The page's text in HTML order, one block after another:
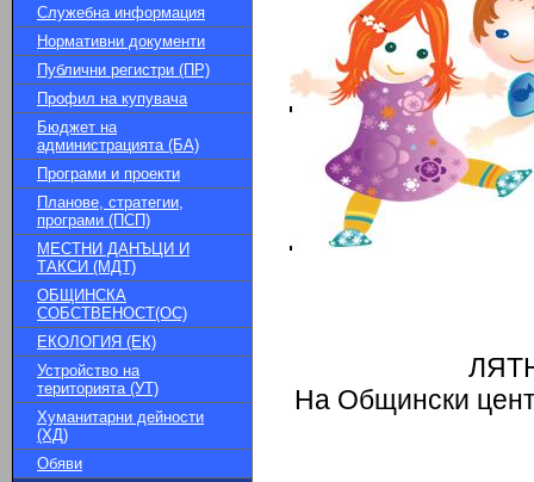
Служебна информация
Нормативни документи
Публични регистри (ПР)
Профил на купувача
Бюджет на
администрацията (БА)
Програми и проекти
Планове, стратегии,
програми (ПСП)
МЕСТНИ ДАНЪЦИ И
ТАКСИ (МДТ)
ОБЩИНСКА
СОБСТВЕНОСТ(ОС)
ЕКОЛОГИЯ (ЕК)
Устройство на
територията (УТ)
Хуманитарни дейности
(ХД)
Обяви
На Общински